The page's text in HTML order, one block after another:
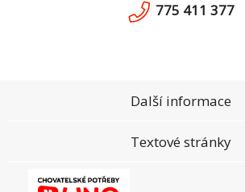
775 411 377
Další informace
Textové stránky